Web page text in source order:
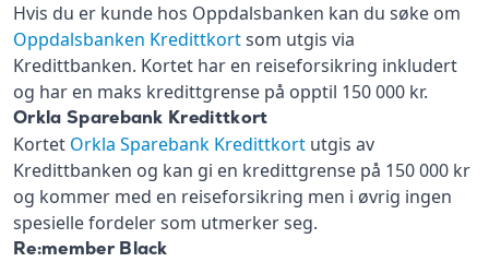
Hvis du er kunde hos Oppdalsbanken kan du søke om
Oppdalsbanken Kredittkortsom utgis via
Kredittbanken. Kortet har en reiseforsikring inkludert
og har en maks kredittgrense på opptil 150 000 kr.
Orkla Sparebank Kredittkort
Kortet Orkla Sparebank Kredittkort utgis av
Kredittbanken og kan gi en kredittgrense på 150 000 kr
og kommer med en reiseforsikring men i øvrig ingen
spesielle fordeler som utmerker seg.
Re:member Black